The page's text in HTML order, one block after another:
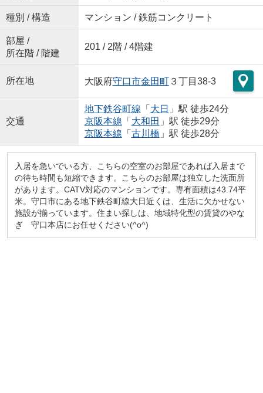
種別 / 構造 マンション / 鉄筋コンクリート
部屋 /
所在階 / 階建
201 / 2階 / 4階建
所在地 大阪府守口市金田町３丁目38-3
交通
地下鉄谷町線 「 大日 」駅 徒歩24分
京阪本線 「 大和田 」駅 徒歩29分
京阪本線 「 古川橋 」駅 徒歩28分
入居を急いでいる方、こちらの空室のお部屋であれば入居まで
の待ち時間も短縮できます。こちらのお部屋は独立した洗面所
があります。CATV対応のマンションです。専有面積は43.74平
米。守口市にある地下鉄谷町線大日近くは、生活に欠かせない
施設が揃っています。住まい探しは、地域特化型の賃貸のやな
ぎ 守口本店にお任せください(^o^)